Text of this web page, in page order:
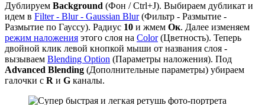
Дублируем Background (Фон / Ctrl+J). Выбираем дубликат и
идем в Filter - Blur - Gaussian Blur(Фильтр - Размытие -
Размытие по Гауссу). Радиус 10 и жмем Oк. Далее изменяем
режим наложения этого слоя на Color(Цветность). Теперь
двойной клик левой кнопкой мыши от названия слоя -
вызываем Blending Option (Параметры наложения). Под
Advanced Blending (Дополнительные параметры) убираем
галочки с R и G каналы.